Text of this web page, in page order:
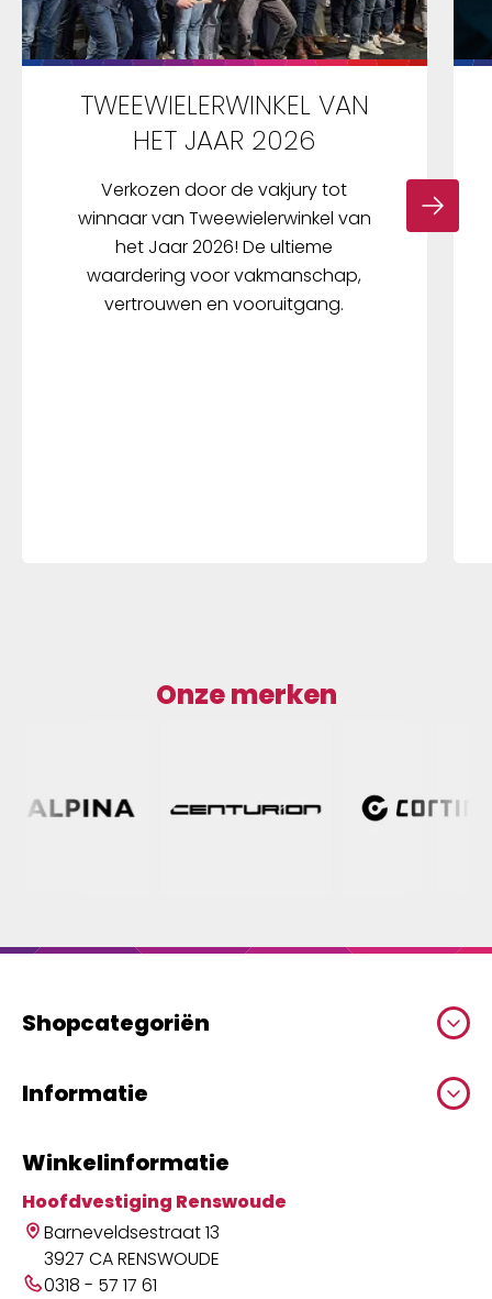
TWEEWIELERWINKEL VAN
HET JAAR 2026
Verkozen door de vakjury tot
winnaar van Tweewielerwinkel van
het Jaar 2026! De ultieme
waardering voor vakmanschap,
vertrouwen en vooruitgang.
Onze merken
Shopcategoriën
Informatie
Winkelinformatie
Hoofdvestiging Renswoude
Barneveldsestraat 13
3927 CA RENSWOUDE
0318 - 57 17 61